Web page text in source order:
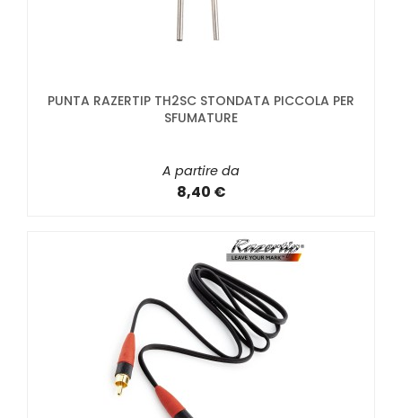
PUNTA RAZERTIP TH2SC STONDATA PICCOLA PER
SFUMATURE
A partire da
8,40 €